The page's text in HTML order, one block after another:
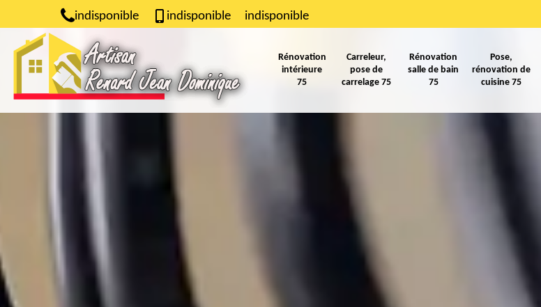
indisponible indisponible indisponible
Rénovation
intérieure
75
Carreleur,
pose de
carrelage 75
Rénovation
salle de bain
75
Pose,
rénovation de
cuisine 75